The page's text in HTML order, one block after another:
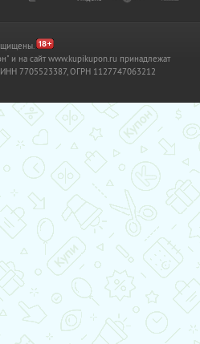
и на сайт www.kupikupon.ru принадлежат
7705523387, ОГРН 1127747063212